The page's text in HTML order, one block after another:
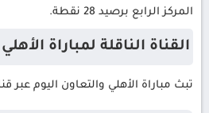
المركز الرابع برصيد 28 نقطة.
القناة الناقلة لمباراة
تبث مباراة الأهلي والتعاون اليوم عبر